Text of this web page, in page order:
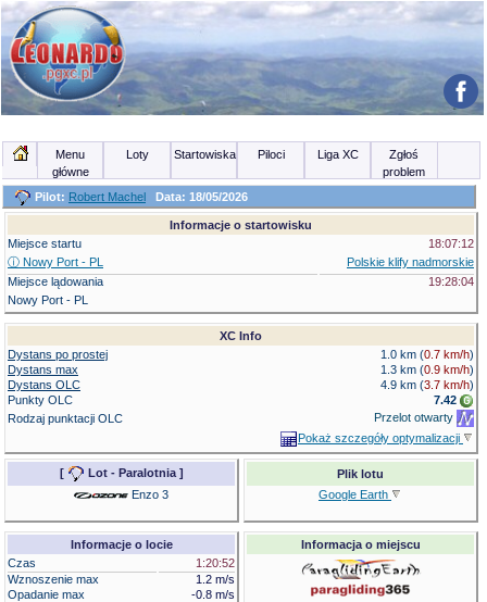
Menu
główne
Loty Startowiska Piloci Liga XC
Zgłoś
problem
Pilot: Robert Machel Data: 18/05/2026
Informacje o startowisku
Miejsce startu
18:07:12
ⓘ Nowy Port - PL
Polskie klify nadmorskie
Miejsce lądowania
19:28:04
Nowy Port - PL
XC Info
Dystans po prostej
1.0 km (0.7 km/h)
Dystans max
1.3 km (0.9 km/h)
Dystans OLC
4.9 km (3.7 km/h)
Punkty OLC
7.42
Rodzaj punktacji OLC
Przelot otwarty
Pokaż szczegóły optymalizacji
[ Lot - Paralotnia]
Enzo 3
Informacje o locie
Czas
1:20:52
Wznoszenie max
1.2 m/s
Opadanie max
-0.8 m/s
Plik lotu
Google Earth
Informacja o miejscu